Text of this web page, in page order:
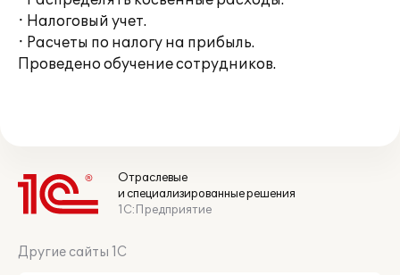
· Налоговый учет.
· Расчеты по налогу на прибыль.
Проведено обучение сотрудников.
Отраслевые
и специализированные решения
1С:Предприятие
Другие сайты 1С